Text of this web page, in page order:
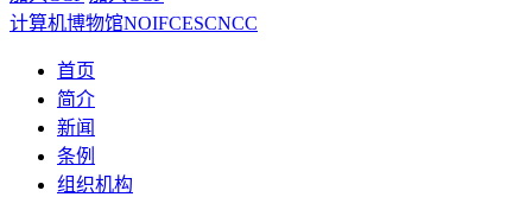
计算机博物馆NOIFCESCNCC
首页
简介
新闻
条例
组织机构